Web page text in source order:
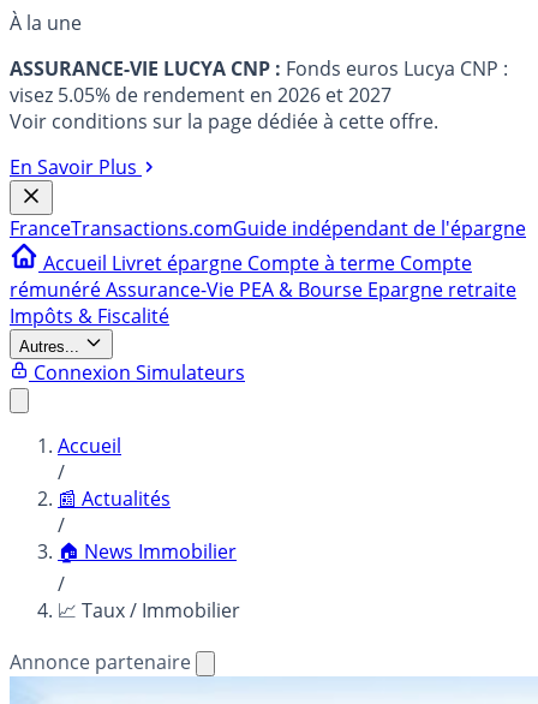
À la une
ASSURANCE-VIE LUCYA CNP : Fonds euros Lucya CNP :
visez 5.05% de rendement en 2026 et 2027
Voir conditions sur la page dédiée à cette offre.
En Savoir Plus
FranceTransactions.comGuide indépendant de l'épargne
Accueil Livret épargne Compte à terme Compte
rémunéréAssurance-Vie PEA & Bourse Epargne retraite
Impôts & Fiscalité
Autres...
Connexion Simulateurs
Accueil
/
📰 Actualités
/
🏠 News Immobilier
/
📈 Taux / Immobilier
Annonce partenaire